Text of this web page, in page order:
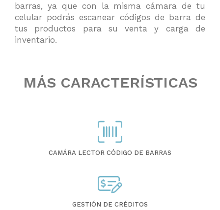
barras, ya que con la misma cámara de tu
celular podrás escanear códigos de barra de
tus productos para su venta y carga de
inventario.
MÁS CARACTERÍSTICAS
CAMÁRA LECTOR CÓDIGO DE BARRAS
GESTIÓN DE CRÉDITOS